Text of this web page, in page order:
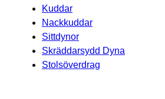
Kuddar
Nackkuddar
Sittdynor
Skräddarsydd Dyna
Stolsöverdrag